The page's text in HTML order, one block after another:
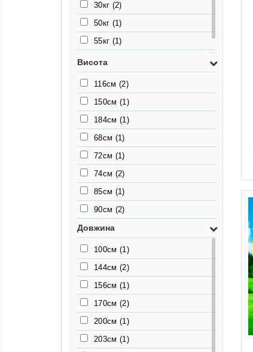
30кг (2)
50кг (1)
55кг (1)
80кг
Висота
116см (2)
150см (1)
184см (1)
68см (1)
72см (1)
74см (2)
85см (1)
90см (2)
Довжина
100см (1)
144см (2)
156см (1)
170см (2)
200см (1)
203см (1)